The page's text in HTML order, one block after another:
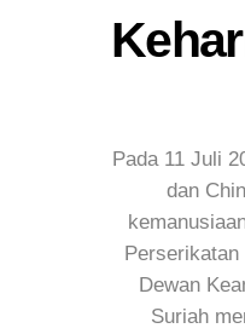
Pada 11 Juli
dan
Perserikatan
Dewan
Suriah